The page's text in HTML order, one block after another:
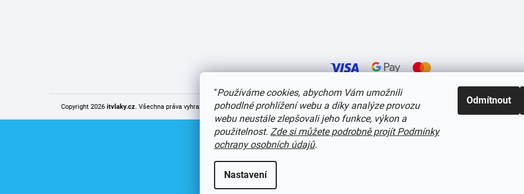
"Používáme cookies, abychom Vám umožnili
pohodlné prohlížení webu a díky analýze provozu
webu neustále zlepšovali jeho funkce, výkon a
použitelnost. Zde si můžete podrobně projít Podmínky
ochrany osobních údajů.
Nastavení
Odmítnout
Copyright 2026 itvlaky.cz. Všechna práva vyhrazena.Upravit nastavení cookies